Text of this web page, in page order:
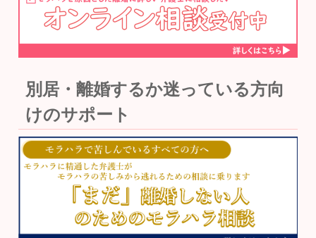
別居・離婚するか迷っている方向
けのサポート